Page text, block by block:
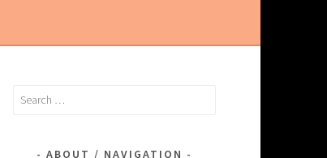
Search
ABOUT / NAVIGATION